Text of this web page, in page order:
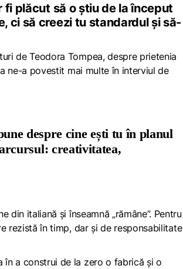
fi plăcut să o știu de la început
ci să creezi tu standardul și să-
de Teodora Tompea, despre prietenia
ne-a povestit mai multe în interviul de
despre cine ești tu în planul
creativitatea,
din italiană și înseamnă „rămâne”. Pentru
rezistă în timp, dar și de responsabilitate
în a construi de la zero o fabrică și o